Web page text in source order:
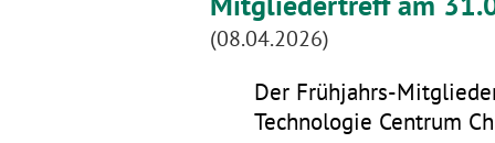
(08.04.2026)
Der Frühjahrs-
Technologie Centrum